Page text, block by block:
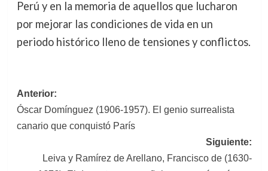
Perú y en la memoria de aquellos que lucharon
por mejorar las condiciones de vida en un
periodo histórico lleno de tensiones y conflictos.
Navegación
de
entradas
Anterior:
Óscar Domínguez (1906-1957). El genio surrealista
canario que conquistó París
Siguiente:
Leiva y Ramírez de Arellano, Francisco de (1630-